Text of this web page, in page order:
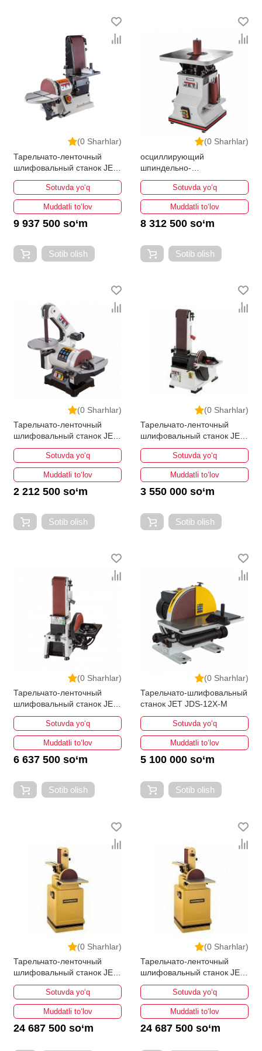
(0 Sharhlar)
Тарельчато-ленточный
шлифовальный станок JET
JSG-96
Sotuvda yo‘q
Muddatli to‘lov
9 937 500 so‘m
Sotib olish
(0 Sharhlar)
осциллирующий
шпиндельно-
шлифовальный станок JET
JBOS-5
Sotuvda yo‘q
Muddatli to‘lov
8 312 500 so‘m
Sotib olish
(0 Sharhlar)
Тарельчато-ленточный
шлифовальный станок JET
JDBS-5-M
Sotuvda yo‘q
Muddatli to‘lov
2 212 500 so‘m
Sotib olish
(0 Sharhlar)
Тарельчато-ленточный
шлифовальный станок JET
JSG-64
Sotuvda yo‘q
Muddatli to‘lov
3 550 000 so‘m
Sotib olish
(0 Sharhlar)
Тарельчато-ленточный
шлифовальный станок JET
JSG-233A-M
Sotuvda yo‘q
Muddatli to‘lov
6 637 500 so‘m
Sotib olish
(0 Sharhlar)
Тарельчато-шлифовальный
станок JET JDS-12X-M
Sotuvda yo‘q
Muddatli to‘lov
5 100 000 so‘m
Sotib olish
(0 Sharhlar)
Тарельчато-ленточный
шлифовальный станок JET
Powermatic 31A
Sotuvda yo‘q
Muddatli to‘lov
24 687 500 so‘m
(0 Sharhlar)
Тарельчато-ленточный
шлифовальный станок JET
Powermatic 31A
Sotuvda yo‘q
Muddatli to‘lov
24 687 500 so‘m